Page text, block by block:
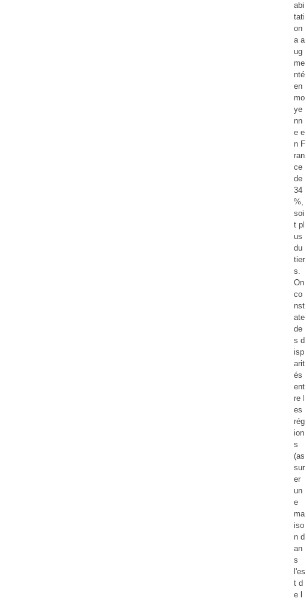
abi
tati
on
a a
ug
me
nté
en
mo
ye
nn
e e
n F
ran
ce
de
34
%,
soi
t pl
us
du
tier
s.
On
co
nst
ate
de
s d
isp
arit
és
ent
re l
es
rég
ion
s
(as
sur
er
un
e
ma
iso
n d
an
s
l'es
t d
e l